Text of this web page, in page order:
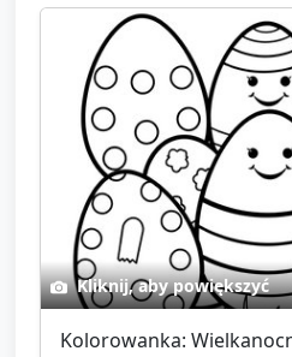
Kliknij, aby powiększyć
Kolorowanka: